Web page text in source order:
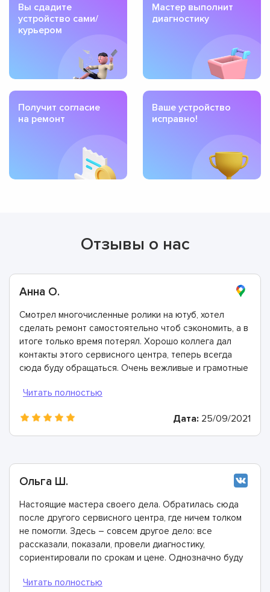
Вы сдадите
устройство сами/
курьером
Мастер выполнит
диагностику
Получит согласие
на ремонт
Ваше устройство
исправно!
Отзывы о нас
Анна О.
Смотрел многочисленные ролики на ютуб, хотел
сделать ремонт самостоятельно чтоб сэкономить, а в
итоге только время потерял. Хорошо коллега дал
контакты этого сервисного центра, теперь всегда
сюда буду обращаться. Очень вежливые и грамотные
гарантию.
Дата: 25/09/2021
Ольга Ш.
Настоящие мастера своего дела. Обратилась сюда
после другого сервисного центра, где ничем толком
не помогли. Здесь – совсем другое дело: все
рассказали, показали, провели диагностику,
сориентировали по срокам и цене. Однозначно буду